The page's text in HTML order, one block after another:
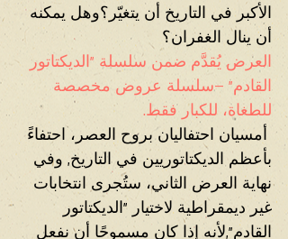
الأكبر في التاريخ أن يتغيّر؟وهل يمكنه
أن ينال الغفران؟
العرض يُقدَّم ضمن سلسلة "الديكتاتور
القادم" –سلسلة عروض مخصصة
للطغاة، للكبار فقط.
أمسيان احتفاليان بروح العصر، احتفاءً
بأعظم الديكتاتوريين في التاريخ, وفي
نهاية العرض الثاني، ستُجرى انتخابات
غير ديمقراطية لاختيار "الديكتاتور
القادم",لأنه إذا كان مسموحًا أن نفعل